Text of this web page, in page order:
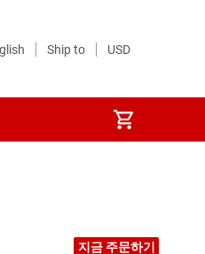
지금 주문하기